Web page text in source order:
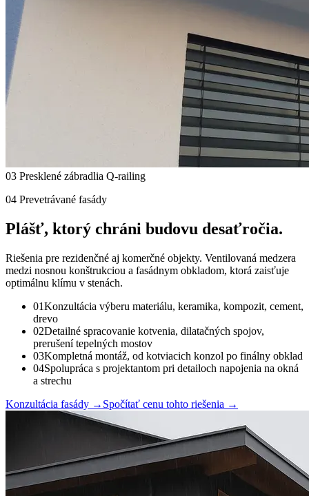
03 Presklené zábradlia Q-railing
04 Prevetrávané fasády
Plášť, ktorý chráni budovu desaťročia.
Riešenia pre rezidenčné aj komerčné objekty. Ventilovaná medzera
medzi nosnou konštrukciou a fasádnym obkladom, ktorá zaisťuje
optimálnu klímu v stenách.
01Konzultácia výberu materiálu, keramika, kompozit, cement,
drevo
02Detailné spracovanie kotvenia, dilatačných spojov,
prerušení tepelných mostov
03Kompletná montáž, od kotviacich konzol po finálny obklad
04Spolupráca s projektantom pri detailoch napojenia na okná
a strechu
Konzultácia fasády → Spočítať cenu tohto riešenia →